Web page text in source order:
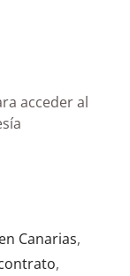
acceder al
Canarias,
,